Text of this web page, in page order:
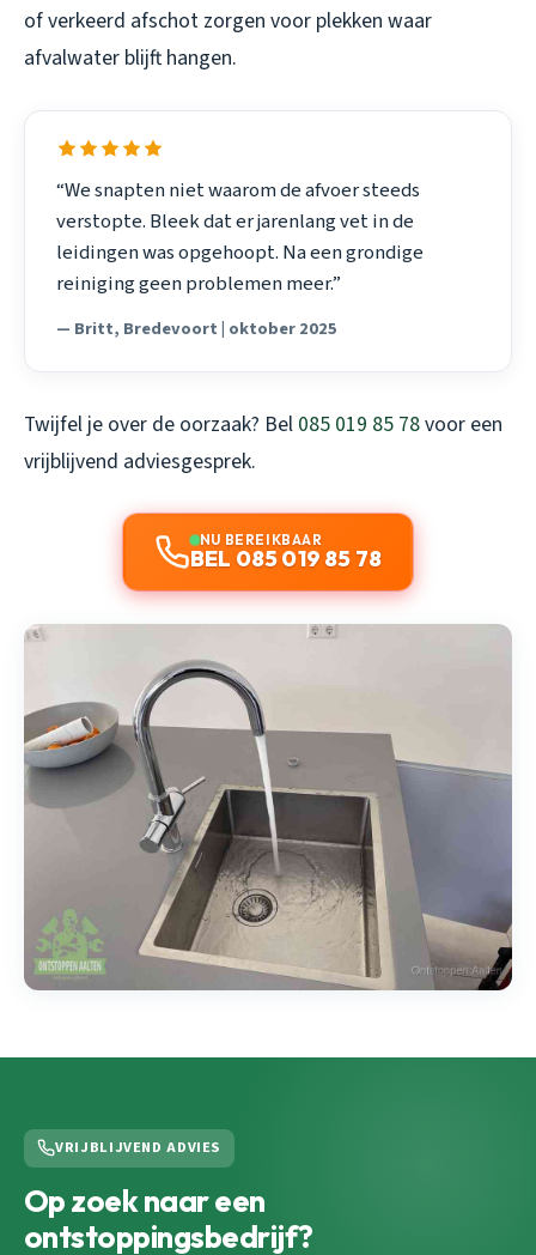
of verkeerd afschot zorgen voor plekken waar
afvalwater blijft hangen.
“We snapten niet waarom de afvoer steeds
verstopte. Bleek dat er jarenlang vet in de
leidingen was opgehoopt. Na een grondige
reiniging geen problemen meer.”
— Britt, Bredevoort | oktober 2025
Twijfel je over de oorzaak? Bel 085 019 85 78voor een
vrijblijvend adviesgesprek.
NU BEREIKBAAR
BEL 085 019 85 78
VRIJBLIJVEND ADVIES
Op zoek naar een
ontstoppingsbedrijf?